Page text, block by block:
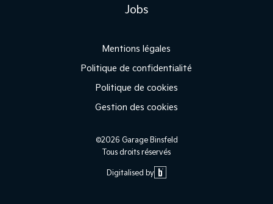
Jobs
Mentions légales
Politique de confidentialité
Politique de cookies
Gestion des cookies
©2026 Garage Binsfeld
Tous droits réservés
Digitalised by